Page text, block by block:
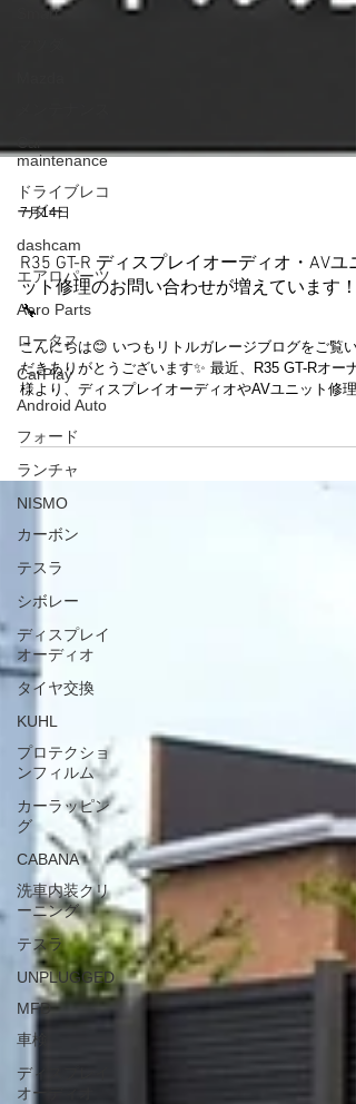
Smart
Car
maintenance
ドライブレコ
ーダー
dashcam
エアロパーツ
Aero Parts
ロータス
CarPlay
Android Auto
フォード
ランチャ
NISMO
カーボン
テスラ
シボレー
ディスプレイ
オーディオ
タイヤ交換
KUHL
プロテクショ
ンフィルム
カーラッピン
グ
CABANA
洗車内装クリ
ーニング
テスラ
UNPLUGGED
MFD
車検
ディスプレイ
オーディオ
7月14日
R35 GT-R ディスプレイオーディオ・AVユニ
🔧
こんにちは😊 いつもリトルガレージブログをご覧い
だきありがとうございます✨ 最近、R35 GT-Rオーナ
様より、ディスプレイオーディオやAVユニット修理
関するお問い合わせを多くいただいております😊 純
機能を活かしながら、Apple CarPlayやAndroid Auto
対応したディスプレイオーディオへの交換は、利便
を大きく向上させる人気のカスタムです📱✨ また、
式によってはAVユニットの不具合により、画面表示
ージでは、AVユニットの脱着・取付・動作確認まで
任を持って対応しております。 修理につきましては
てお乗りいただけるよう丁寧にサポートしておりま
🔧 これまでにも多くのR35 GT-Rオーナー様よりご依
頼をいただき、ディスプレイオーディオの取付やAV
ニット修理など、さまざまな施工実績がございます
「画面の調子が悪い…」「ディスプレイオーディオ
交換したい！」「純正機能を活かしたままCarPlayを
いたい！」..